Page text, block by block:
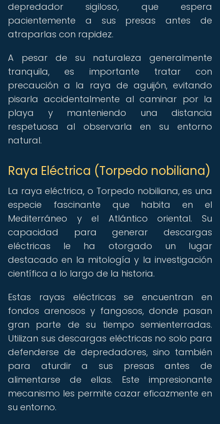
depredador sigiloso, que espera
pacientemente a sus presas antes de
atraparlas con rapidez.
A pesar de su naturaleza generalmente
tranquila, es importante tratar con
precaución a la raya de aguijón, evitando
pisarla accidentalmente al caminar por la
playa y manteniendo una distancia
respetuosa al observarla en su entorno
natural.
Raya Eléctrica (Torpedo nobiliana)
La raya eléctrica, o Torpedo nobiliana, es una
especie fascinante que habita en el
Mediterráneo y el Atlántico oriental. Su
capacidad para generar descargas
eléctricas le ha otorgado un lugar
destacado en la mitología y la investigación
científica a lo largo de la historia.
Estas rayas eléctricas se encuentran en
fondos arenosos y fangosos, donde pasan
gran parte de su tiempo semienterradas.
Utilizan sus descargas eléctricas no solo para
defenderse de depredadores, sino también
para aturdir a sus presas antes de
alimentarse de ellas. Este impresionante
mecanismo les permite cazar eficazmente en
su entorno.